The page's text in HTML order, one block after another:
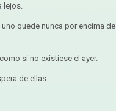
lejos.
quede nunca por encima de
si no existiese el ayer.
de ellas.